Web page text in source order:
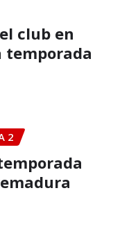
club en
temporada
2